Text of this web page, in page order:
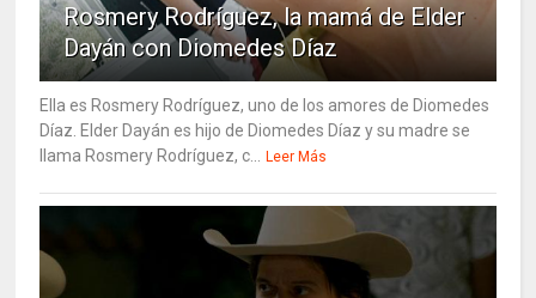
Rosmery Rodríguez, la mamá de Elder
Dayán con Diomedes Díaz
Ella es Rosmery Rodríguez, uno de los amores de Diomedes
Díaz. Elder Dayán es hijo de Diomedes Díaz y su madre se
llama Rosmery Rodríguez, c...
Leer Más